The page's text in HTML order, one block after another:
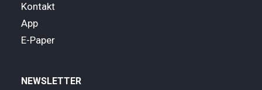
Kontakt
App
E-Paper
NEWSLETTER